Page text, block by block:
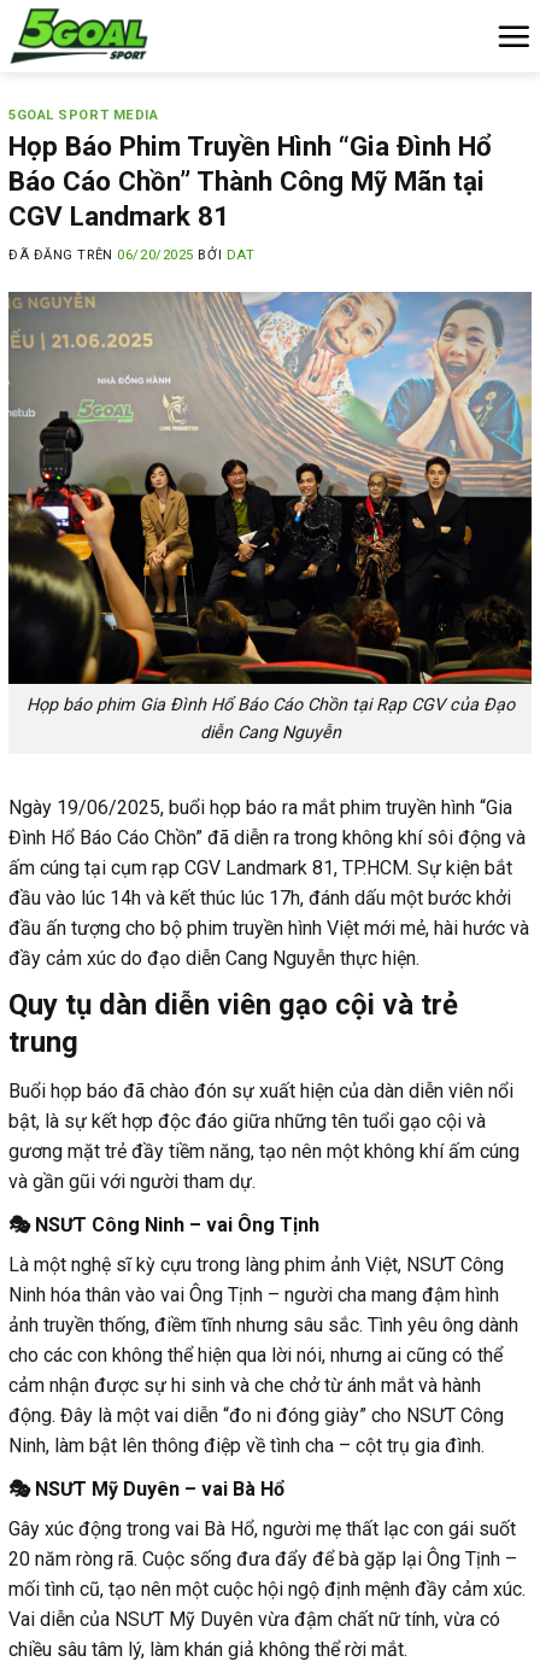
Chuyển
đến
dung
5GOAL SPORT MEDIA
Họp Báo Phim Truyền Hình “Gia Đình Hổ
Báo Cáo Chồn” Thành Công Mỹ Mãn tại
CGV Landmark 81
ĐÃ ĐĂNG TRÊN 06/20/2025 BỞI DAT
Họp báo phim Gia Đình Hổ Báo Cáo Chồn tại Rạp CGV của Đạo
diễn Cang Nguyễn
Ngày 19/06/2025, buổi họp báo ra mắt phim truyền hình “Gia
Đình Hổ Báo Cáo Chồn” đã diễn ra trong không khí sôi động và
ấm cúng tại cụm rạp CGV Landmark 81, TP.HCM. Sự kiện bắt
đầu vào lúc 14h và kết thúc lúc 17h, đánh dấu một bước khởi
đầu ấn tượng cho bộ phim truyền hình Việt mới mẻ, hài hước và
đầy cảm xúc do đạo diễn Cang Nguyễn thực hiện.
Quy tụ dàn diễn viên gạo cội và trẻ
trung
Buổi họp báo đã chào đón sự xuất hiện của dàn diễn viên nổi
bật, là sự kết hợp độc đáo giữa những tên tuổi gạo cội và
gương mặt trẻ đầy tiềm năng, tạo nên một không khí ấm cúng
và gần gũi với người tham dự.
🎭 NSƯT Công Ninh – vai Ông Tịnh
Là một nghệ sĩ kỳ cựu trong làng phim ảnh Việt, NSƯT Công
Ninh hóa thân vào vai Ông Tịnh – người cha mang đậm hình
ảnh truyền thống, điềm tĩnh nhưng sâu sắc. Tình yêu ông dành
cho các con không thể hiện qua lời nói, nhưng ai cũng có thể
cảm nhận được sự hi sinh và che chở từ ánh mắt và hành
động. Đây là một vai diễn “đo ni đóng giày” cho NSƯT Công
Ninh, làm bật lên thông điệp về tình cha – cột trụ gia đình.
🎭 NSƯT Mỹ Duyên – vai Bà Hổ
Gây xúc động trong vai Bà Hổ, người mẹ thất lạc con gái suốt
20 năm ròng rã. Cuộc sống đưa đẩy để bà gặp lại Ông Tịnh –
mối tình cũ, tạo nên một cuộc hội ngộ định mệnh đầy cảm xúc.
Vai diễn của NSƯT Mỹ Duyên vừa đậm chất nữ tính, vừa có
chiều sâu tâm lý, làm khán giả không thể rời mắt.